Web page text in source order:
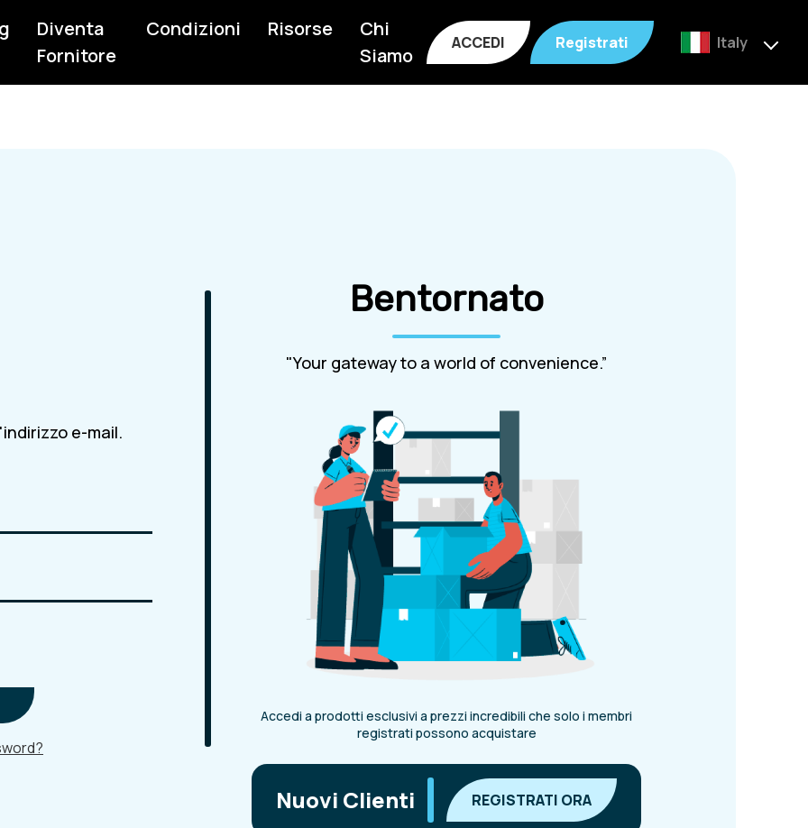
Diventa
Fornitore
Condizioni Risorse
Chi
Siamo
ACCEDI Registrati Italy
e-mail.
Bentornato
"Your gateway to a world of convenience.”
Accedi a prodotti esclusivi a prezzi incredibili che solo i membri
registrati possono acquistare
Nuovi Clienti REGISTRATI ORA